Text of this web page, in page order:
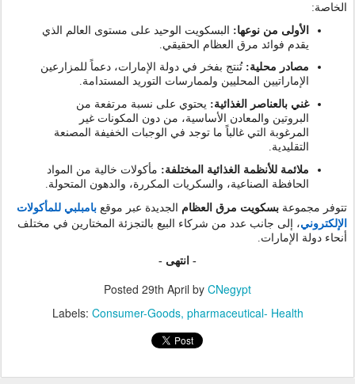
الخاصة:
الأولى من نوعها: البسكويت الوحيد على مستوى العالم الذي
يقدم فوائد مرق العظام الحقيقي
مصادر محلية: تُنتج بفخر في دولة الإمارات، دعماً للمزارعين
الإماراتيين المحليين ولممارسات التوريد المستدامة.
غني بالعناصر الغذائية: يحتوي على نسبة مرتفعة من
البروتين والمعادن الأساسية، من دون المكونات غير
المرغوبة التي غالباً ما توجد في الوجبات الخفيفة المصنعة
التقليدية
ملائمة للأنظمة الغذائية المختلفة: مأكولات خالية من المواد
الحافظة الصناعية، والسكريات المكررة، والدهون المتحولة
تتوفر مجموعة بسكويت مرق العظام الجديدة عبر موقع بامبلبي للمأكولات
الإلكتروني، إلى جانب عدد من شركاء البيع بالتجزئة المختارين في مختلف
أنحاء دولة الإمارات.
- نتهى -
Posted 29th April by CNegypt
Labels: Consumer-Goods pharmaceutical- Health